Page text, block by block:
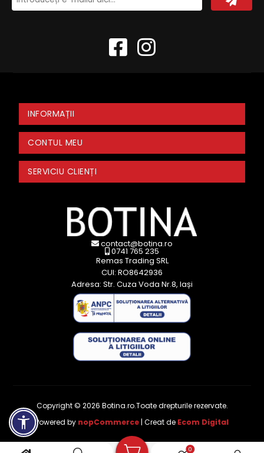
0
INFORMAȚII
CONTUL MEU
SERVICIU CLIENȚI
contact@botina.ro
0741 765 235
Remas Trading SRL
CUI: RO8642936
Adresa: Str. Cuza Voda Nr.8, Iași
Copyright © 2026 Botina.ro.Toate drepturile rezervate.
Powered by nopCommerce | Creat de Ecom Digital